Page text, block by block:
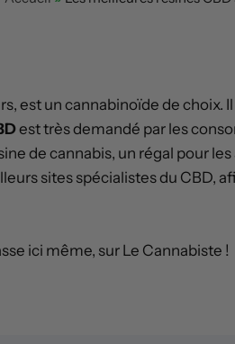
est un cannabinoïde de choix.
est très demandé par les
de cannabis, un régal pour
sites spécialistes du CBD,
ici même, sur Le Cannabiste !